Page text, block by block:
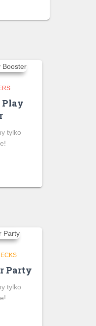
tylko
Party
tylko